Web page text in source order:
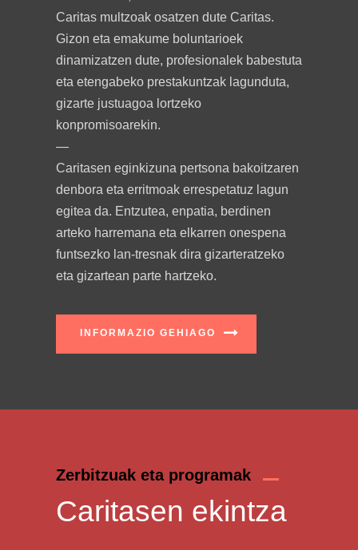
Caritas multzoak osatzen dute Caritas.
Gizon eta emakume boluntarioek
dinamizatzen dute, profesionalek babestuta
eta etengabeko prestakuntzak lagunduta,
gizarte justuagoa lortzeko
konpromisoarekin.
—
Caritasen eginkizuna pertsona bakoitzaren
denbora eta erritmoak errespetatuz lagun
egitea da. Entzutea, enpatia, berdinen
arteko harremana eta elkarren onespena
funtsezko lan-tresnak dira gizarteratzeko
eta gizartean parte hartzeko.
INFORMAZIO GEHIAGO
Zerbitzuak eta programak
Caritasen ekintza